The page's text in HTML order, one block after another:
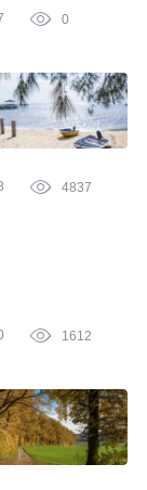
 0
 4837
 1612